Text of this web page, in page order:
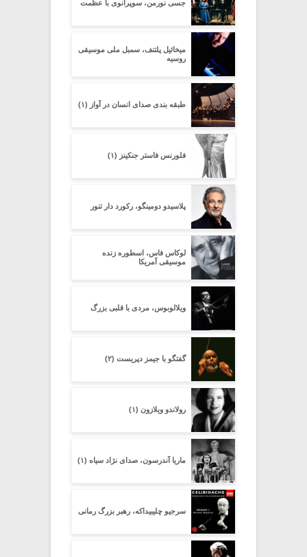
جسی نورمن، سوپرانوی با عظمت
میخائیل پلتنف، سمبل ملی موسیقی
روسیه
طبقه بندی صدای انسان در آواز (۱)
فلورنس فاستر جنکینز (۱)
پلاسیدو دومینگو، رکورد دار تنور
لوکاس فاس، اسطوره زنده
موسیقی آمریکا
ویلالوبوس، مردی با قلبی بزرگ
گفتگو با جیمز دپریست (۲)
رولاندو ویلازون (۱)
ماریا آندرسون، صدای نژاد سیاه (۱)
سرجیو چلیبیداکه، رهبر بزرگ رمانی